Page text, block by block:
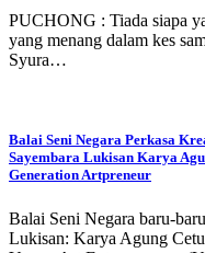
PUCHONG : Tiada siapa
yang menang dalam kes
Syura…
Balai Seni Negara Perkasa
Sayembara Lukisan Karya
Generation Artpreneur
Balai Seni Negara baru-
Lukisan: Karya Agung